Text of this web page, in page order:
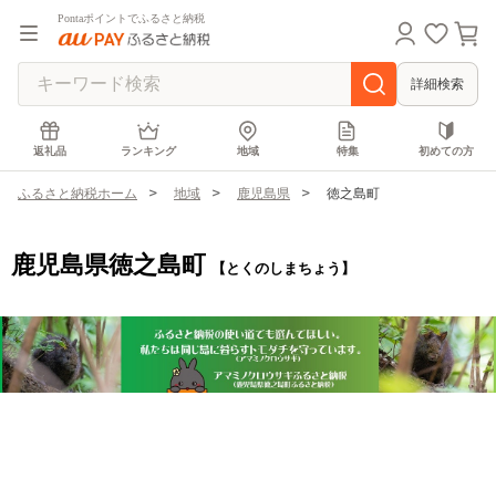
Pontaポイントでふるさと納税
詳細検索
返礼品 ランキング 地域 特集 初めての方
ふるさと納税ホーム 地域 鹿児島県 徳之島町
鹿児島県徳之島町 【とくのしまちょう】